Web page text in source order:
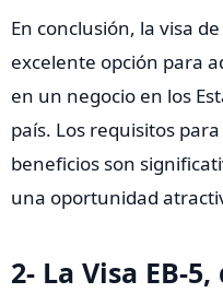
En conclusión, la visa
excelente opción para
en un negocio en los
país. Los requisitos
beneficios son
una oportunidad
2- La Visa EB-